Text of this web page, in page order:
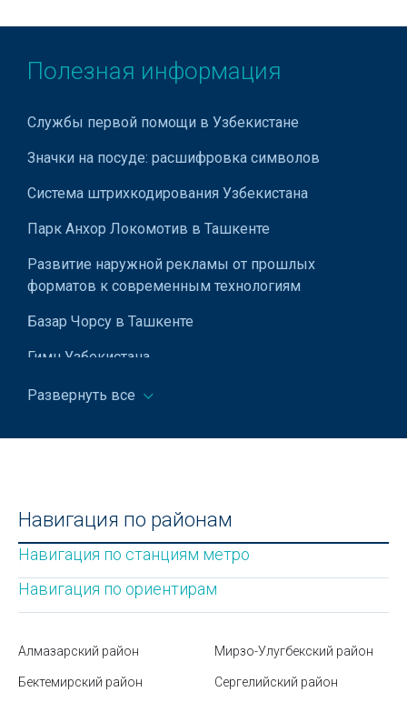
Кожаные изделия
Кожгалантерейные изделия
Кожевенное производство
Контактные линзы
Косметика для лица
Лампы электрические
Лотки канцелярские
Маски для волос
Масса для лепки
Матрасы
Полезная информация
Службы первой помощи в Узбекистане
Значки на посуде: расшифровка символов
Система штрихкодирования Узбекистана
Парк Анхор Локомотив в Ташкенте
Развитие наружной рекламы от прошлых
форматов к современным технологиям
Базар Чорсу в Ташкенте
Гимн Узбекистана
Мавзолей Зангиата в Ташкенте
Флаг Узбекистана
Автобусные маршруты Ташкента
Гербы и флаги стран мира
Как интегрировать 1С: Бухгалтерия с другими
системами учета
Развернуть все
Навигация по районам
Навигация по станциям метро
Навигация по ориентирам
Алмазарский район
Бектемирский район
Мирзо-Улугбекский район
Сергелийский район